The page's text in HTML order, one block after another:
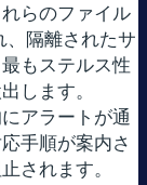
らのファイル
、隔離されたサ
もステルス性
します。
アラートが通
手順が案内さ
されます。